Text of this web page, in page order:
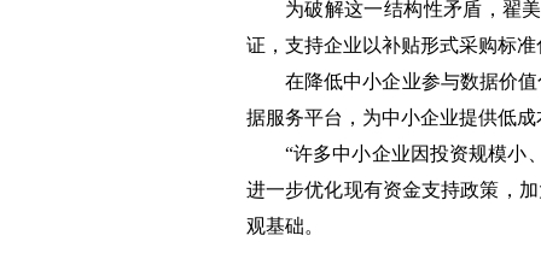
为破解这一结构性矛盾，翟
证，支持企业以补贴形式采购标
在降低中小企业参与数据价
据服务平台，为中小企业提供低
“许多中小企业因投资规模小
进一步优化现有资金支持政策，
观基础。